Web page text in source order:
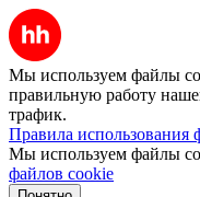
Мы используем файлы
правильную работу
трафик.
Правила использования
Мы используем файлы
файлов cookie